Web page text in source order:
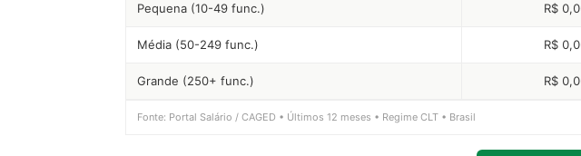
Pequena (10-49 func.) R$
Média (50-249 func.) R$
Grande (250+ func.) R$
Fonte: Portal Salário / CAGED • Últimos 12 meses • Regime CLT • Brasil